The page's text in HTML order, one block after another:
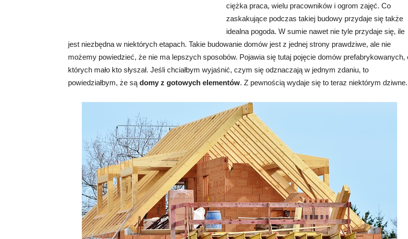
ciężka praca, wielu pracowników i ogrom zajęć. Co
zaskakujące podczas takiej budowy przydaje się także
idealna pogoda. W sumie nawet nie tyle przydaje się, ile
jest niezbędna w niektórych etapach. Takie budowanie domów jest z jednej strony prawdziwe, ale nie
możemy powiedzieć, że nie ma lepszych sposobów. Pojawia się tutaj pojęcie domów prefabrykowanych,
których mało kto słyszał. Jeśli chciałbym wyjaśnić, czym się odznaczają w jednym zdaniu, to
powiedziałbym, że są domy z gotowych elementów. Z pewnością wydaje się to teraz niektórym dziwne.